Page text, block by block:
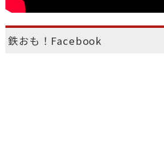
鉄おも！Facebook